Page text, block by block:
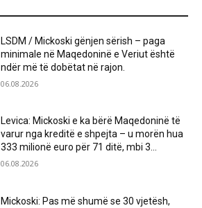
LSDM / Mickoski gënjen sërish – paga
minimale në Maqedoninë e Veriut është
ndër më të dobëtat në rajon.
06.08.2026
Levica: Mickoski e ka bërë Maqedoninë të
varur nga kreditë e shpejta – u morën hua
333 milionë euro për 71 ditë, mbi 3...
06.08.2026
Mickoski: Pas më shumë se 30 vjetësh,